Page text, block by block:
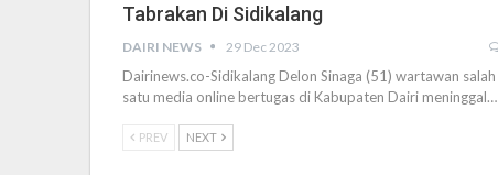
Tabrakan Di Sidikalang
DAIRI NEWS 29 Dec 2023
Dairinews.co-Sidikalang Delon Sinaga (51) wartawan salah
satu media online bertugas di Kabupaten Dairi meninggal…
PREV NEXT